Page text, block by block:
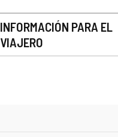
INFORMACIÓN PARA EL
VIAJERO